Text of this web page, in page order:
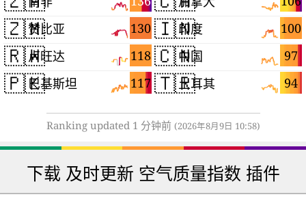
🇿🇲 130
赞比亚
🇷🇼 118
卢旺达
🇵🇰 117
巴基斯坦
🇮🇳 100
印度
🇨🇳 97
中国
🇹🇷 94
土耳其
Ranking updated 1 分钟前 (2026年8月9日 10:58)
下载 及时更新 空气质量指数 插件